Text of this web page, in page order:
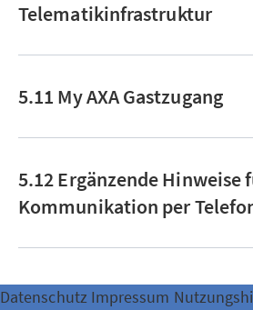
Telematikinfrastruktur
5.11 My AXA Gastzugang
5.12 Ergänzende Hinweise
Kommunikation per
Datenschutz Impressum